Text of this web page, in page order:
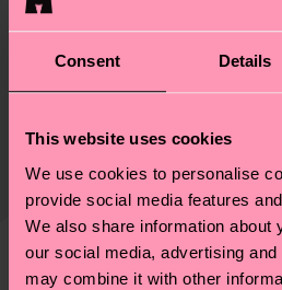
Consent Details
This website uses cookies
We use cookies to personalise
provide social media features
We also share information about
our social media, advertising
may combine it with other
Matériaux
74% Coton, 23% Polyamide,
Durabilité
qualité et aux certifications :
éthique, de réduire les
correctement ses
ENCORE ! Pour plus
conseils et astuces, rendez-
Le délai de livraison prévu
de la date d'expédition est
ouvrables. Veuillez garder à
d'une estimation et que le
dépend de vos services
Nous pensons que vous aimerez